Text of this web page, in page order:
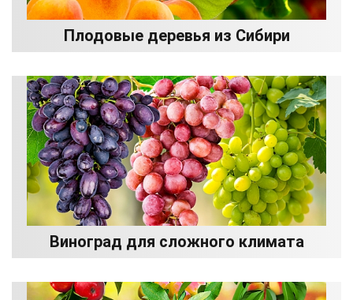
Плодовые деревья из Сибири
Виноград для сложного климата